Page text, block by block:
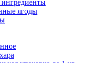
ягоды